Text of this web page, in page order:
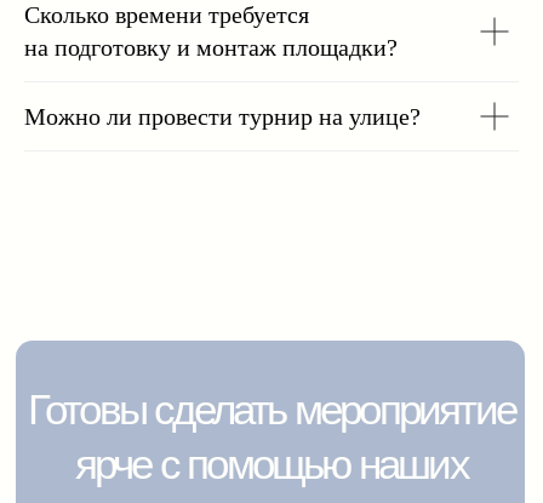
Сколько времени требуется
на подготовку и монтаж площадки?
Можно ли провести турнир на улице?